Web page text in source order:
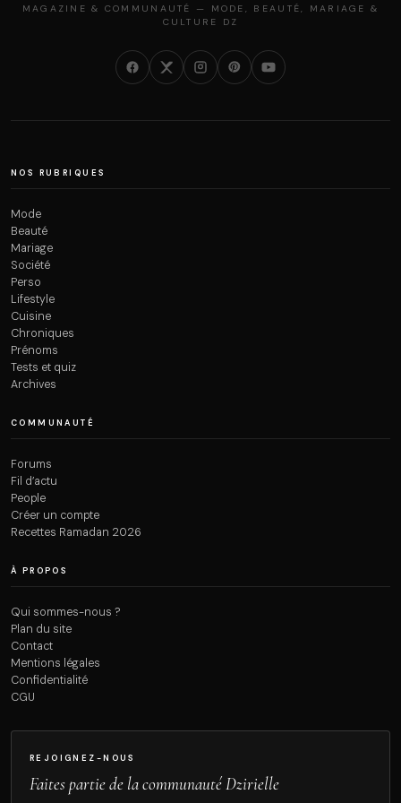
MAGAZINE & COMMUNAUTÉ — MODE, BEAUTÉ, MARIAGE &
CULTURE DZ
NOS RUBRIQUES
Mode
Beauté
Mariage
Société
Perso
Lifestyle
Cuisine
Chroniques
Prénoms
Tests et quiz
Archives
COMMUNAUTÉ
Forums
Fil d’actu
People
Créer un compte
Recettes Ramadan 2026
À PROPOS
Qui sommes-nous ?
Plan du site
Contact
Mentions légales
Confidentialité
CGU
REJOIGNEZ-NOUS
Faites partie de la communauté Dzirielle